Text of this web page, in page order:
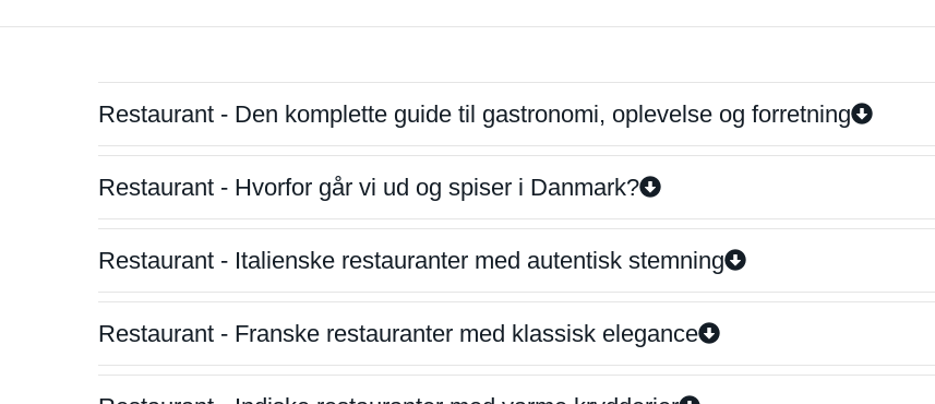
Restaurant - Den komplette guide til gastronomi, oplevelse og forretning
Restaurant - Hvorfor går vi ud og spiser i Danmark?
Restaurant - Italienske restauranter med autentisk stemning
Restaurant - Franske restauranter med klassisk elegance